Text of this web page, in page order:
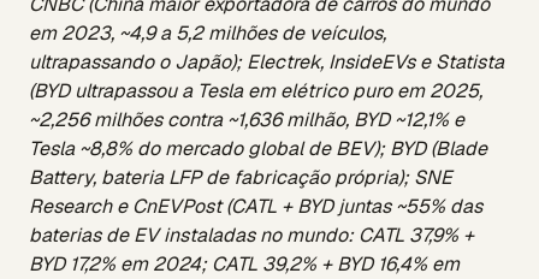
em 2023, ~4,9 a 5,2 milhões de veículos,
ultrapassando o Japão); Electrek, InsideEVs e Statista
(BYD ultrapassou a Tesla em elétrico puro em 2025,
~2,256 milhões contra ~1,636 milhão, BYD ~12,1% e
Tesla ~8,8% do mercado global de BEV); BYD (Blade
Battery, bateria LFP de fabricação própria); SNE
Research e CnEVPost (CATL + BYD juntas ~55% das
baterias de EV instaladas no mundo: CATL 37,9% +
BYD 17,2% em 2024; CATL 39,2% + BYD 16,4% em